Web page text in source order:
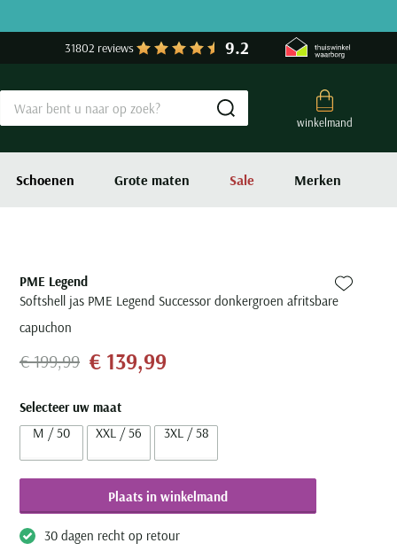
31802 reviews 9.2
winkelmand
Submit search
Schoenen Grote maten Sale Merken
PME Legend
Softshell jas PME Legend Successor donkergroen afritsbare
capuchon
Zet bij
€ 199,99 € 139,99
Selecteer uw maat
M / 50
XXL / 56 3XL / 58
Plaats in winkelmand
30 dagen recht op retour